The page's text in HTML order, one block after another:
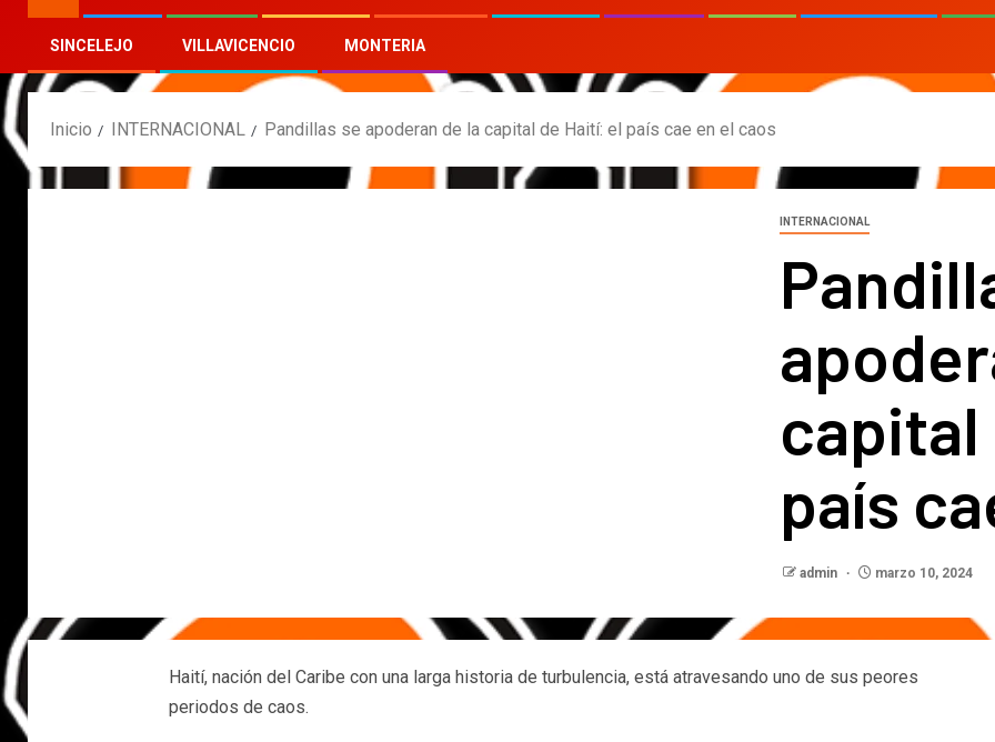
SINCELEJO VILLAVICENCIO MONTERIA
Inicio INTERNACIONAL Pandillas se apoderan de la capital de Haití: el país cae en el caos
INTERNACIONAL
capital
país
admin marzo 10, 2024
Haití, nación del Caribe con una larga historia de turbulencia, está atravesando uno de sus peores
periodos de caos.